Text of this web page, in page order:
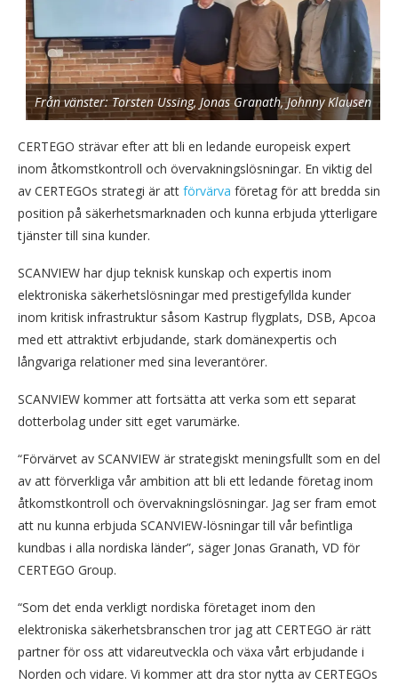
Från vänster: Torsten Ussing, Jonas Granath, Johnny Klausen
CERTEGO strävar efter att bli en ledande europeisk expert
inom åtkomstkontroll och övervakningslösningar. En viktig del
av CERTEGOs strategi är att förvärva företag för att bredda sin
position på säkerhetsmarknaden och kunna erbjuda ytterligare
tjänster till sina kunder.
SCANVIEW har djup teknisk kunskap och expertis inom
elektroniska säkerhetslösningar med prestigefyllda kunder
inom kritisk infrastruktur såsom Kastrup flygplats, DSB, Apcoa
med ett attraktivt erbjudande, stark domänexpertis och
långvariga relationer med sina leverantörer.
SCANVIEW kommer att fortsätta att verka som ett separat
dotterbolag under sitt eget varumärke.
“Förvärvet av SCANVIEW är strategiskt meningsfullt som en del
av att förverkliga vår ambition att bli ett ledande företag inom
åtkomstkontroll och övervakningslösningar. Jag ser fram emot
att nu kunna erbjuda SCANVIEW-lösningar till vår befintliga
kundbas i alla nordiska länder”, säger Jonas Granath, VD för
CERTEGO Group.
“Som det enda verkligt nordiska företaget inom den
elektroniska säkerhetsbranschen tror jag att CERTEGO är rätt
partner för oss att vidareutveckla och växa vårt erbjudande i
Norden och vidare. Vi kommer att dra stor nytta av CERTEGOs